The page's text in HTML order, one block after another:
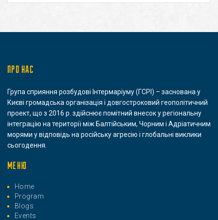
ПРО НАС
Група сприяння розбудові Інтермаріуму (ГСРІ) – заснована у
Києві громадська організація і довгостроковий геополітичний
проект, що з 2016 р. здійснює помітний внесок у регіональну
інтеграцію на території між Балтійським, Чорним і Адріатичним
морями у відповідь на російську агресію і глобальні виклики
сьогодення.
МЕНЮ
Home
Program
Blogs
Events